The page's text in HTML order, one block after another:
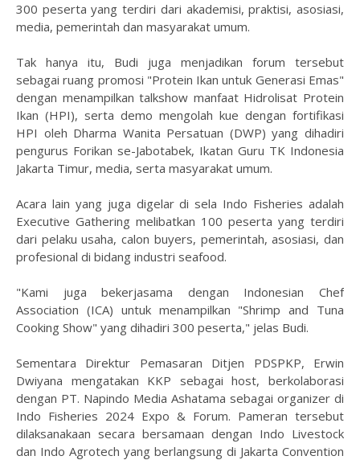
300 peserta yang terdiri dari akademisi, praktisi, asosiasi,
media, pemerintah dan masyarakat umum.
Tak hanya itu, Budi juga menjadikan forum tersebut
sebagai ruang promosi "Protein Ikan untuk Generasi Emas"
dengan menampilkan talkshow manfaat Hidrolisat Protein
Ikan (HPI), serta demo mengolah kue dengan fortifikasi
HPI oleh Dharma Wanita Persatuan (DWP) yang dihadiri
pengurus Forikan se-Jabotabek, Ikatan Guru TK Indonesia
Jakarta Timur, media, serta masyarakat umum.
Acara lain yang juga digelar di sela Indo Fisheries adalah
Executive Gathering melibatkan 100 peserta yang terdiri
dari pelaku usaha, calon buyers, pemerintah, asosiasi, dan
profesional di bidang industri seafood.
"Kami juga bekerjasama dengan Indonesian Chef
Association (ICA) untuk menampilkan "Shrimp and Tuna
Cooking Show" yang dihadiri 300 peserta," jelas Budi.
Sementara Direktur Pemasaran Ditjen PDSPKP, Erwin
Dwiyana mengatakan KKP sebagai host, berkolaborasi
dengan PT. Napindo Media Ashatama sebagai organizer di
Indo Fisheries 2024 Expo & Forum. Pameran tersebut
dilaksanakaan secara bersamaan dengan Indo Livestock
dan Indo Agrotech yang berlangsung di Jakarta Convention